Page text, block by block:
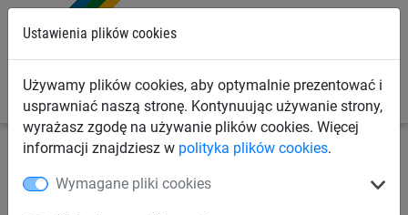
Ustawienia plików cookies
Używamy plików cookies, aby optymalnie prezentować i
usprawniać naszą stronę. Kontynuując używanie strony,
wyrażasz zgodę na używanie plików cookies. Więcej
informacji znajdziesz w polityka plików cookies.
Wymagane pliki cookies
Siatki na ciężarówki